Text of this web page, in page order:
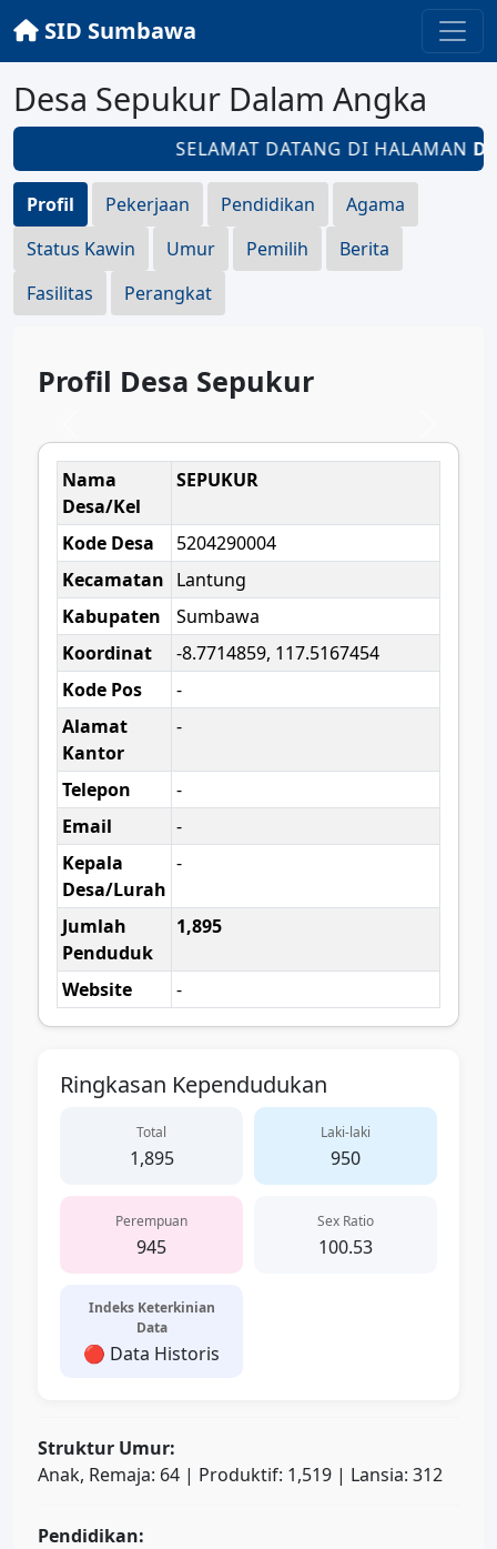
SID Sumbawa
Desa Sepukur Dalam Angka
SELAMAT DATANG DI HALAMAN
Profil Pekerjaan Pendidikan
Agama
Status Kawin
Umur Pemilih
Berita
Fasilitas
Perangkat
Profil Desa Sepukur
Nama
Desa/Kel
SEPUKUR
Kode Desa
5204290004
Kecamatan Lantung
Kabupaten
Sumbawa
Koordinat
-8.7714859, 117.5167454
Kode Pos
-
Alamat
Kantor
-
Telepon
-
Email
-
Kepala
Desa/Lurah
-
Jumlah
Penduduk
1,895
Website -
Ringkasan Kependudukan
Total
1,895
Laki-laki
950
Perempuan
945
Sex Ratio
100.53
Indeks Keterkinian
Data
🔴 Data Historis
Struktur Umur:
Anak, Remaja: 64 | Produktif: 1,519 | Lansia: 312
Pendidikan: